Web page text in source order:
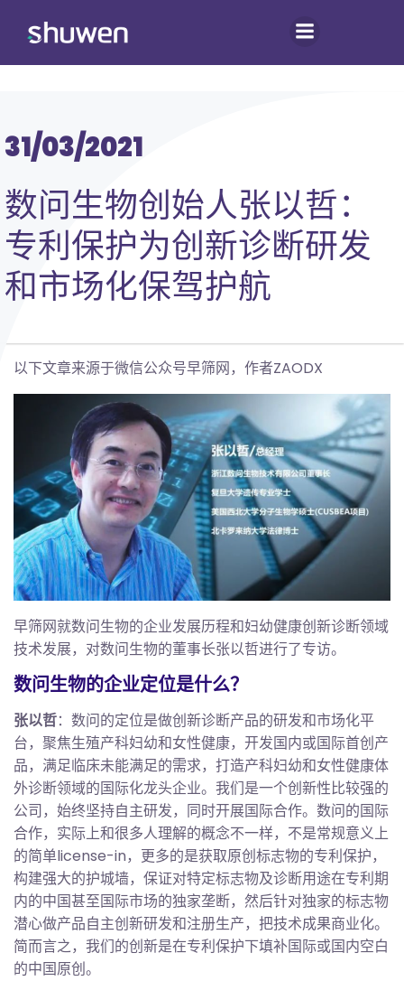
31/03/2021
数问生物创始人张以哲：
专利保护为创新诊断研发
和市场化保驾护航
以下文章来源于微信公众号早筛网，作者ZAODX
早筛网就数问生物的企业发展历程和妇幼健康创新诊断领域
技术发展，对数问生物的董事长张以哲进行了专访。
数问生物的企业定位是什么？
张以哲：数问的定位是做创新诊断产品的研发和市场化平
台，聚焦生殖产科妇幼和女性健康，开发国内或国际首创产
品，满足临床未能满足的需求，打造产科妇幼和女性健康体
外诊断领域的国际化龙头企业。我们是一个创新性比较强的
公司，始终坚持自主研发，同时开展国际合作。数问的国际
合作，实际上和很多人理解的概念不一样，不是常规意义上
的简单license-in，更多的是获取原创标志物的专利保护，
构建强大的护城墙，保证对特定标志物及诊断用途在专利期
内的中国甚至国际市场的独家垄断，然后针对独家的标志物
潜心做产品自主创新研发和注册生产，把技术成果商业化。
简而言之，我们的创新是在专利保护下填补国际或国内空白
的中国原创。